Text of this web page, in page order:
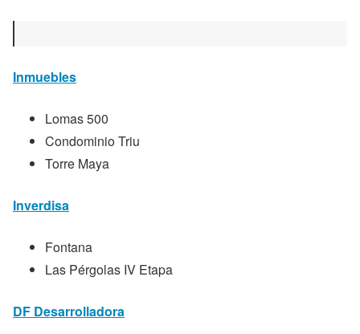
Inmuebles
Lomas 500
Condominio Triu
Torre Maya
Inverdisa
Fontana
Las Pérgolas IV Etapa
DF Desarrolladora